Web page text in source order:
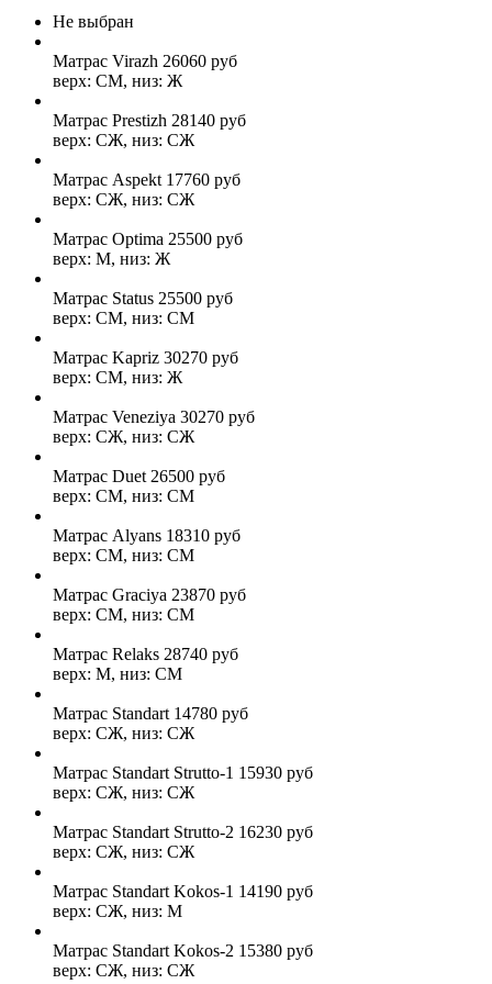
Не выбран
Матрас Virazh 26060 руб
верх: СМ, низ: Ж
Матрас Prestizh 28140 руб
верх: СЖ, низ: СЖ
Матрас Aspekt 17760 руб
верх: СЖ, низ: СЖ
Матрас Optima 25500 руб
верх: М, низ: Ж
Матрас Status 25500 руб
верх: СМ, низ: СМ
Матрас Kapriz 30270 руб
верх: СМ, низ: Ж
Матрас Veneziya 30270 руб
верх: СЖ, низ: СЖ
Матрас Duet 26500 руб
верх: СМ, низ: СМ
Матрас Alyans 18310 руб
верх: СМ, низ: СМ
Матрас Graciya 23870 руб
верх: СМ, низ: СМ
Матрас Relaks 28740 руб
верх: М, низ: СМ
Матрас Standart 14780 руб
верх: СЖ, низ: СЖ
Матрас Standart Strutto-1 15930 руб
верх: СЖ, низ: СЖ
Матрас Standart Strutto-2 16230 руб
верх: СЖ, низ: СЖ
Матрас Standart Kokos-1 14190 руб
верх: СЖ, низ: М
Матрас Standart Kokos-2 15380 руб
верх: СЖ, низ: СЖ